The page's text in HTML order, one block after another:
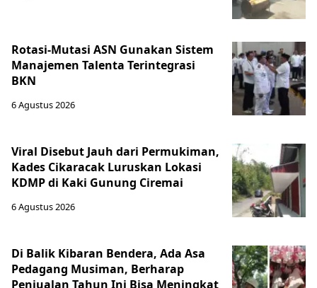
Rotasi-Mutasi ASN Gunakan Sistem
Manajemen Talenta Terintegrasi
BKN
6 Agustus 2026
Viral Disebut Jauh dari Permukiman,
Kades Cikaracak Luruskan Lokasi
KDMP di Kaki Gunung Ciremai
6 Agustus 2026
Di Balik Kibaran Bendera, Ada Asa
Pedagang Musiman, Berharap
Penjualan Tahun Ini Bisa Meningkat